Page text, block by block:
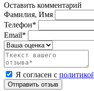
Оставить комментарий
Фамилия, Имя
Телефон*
Email*
Я согласен с